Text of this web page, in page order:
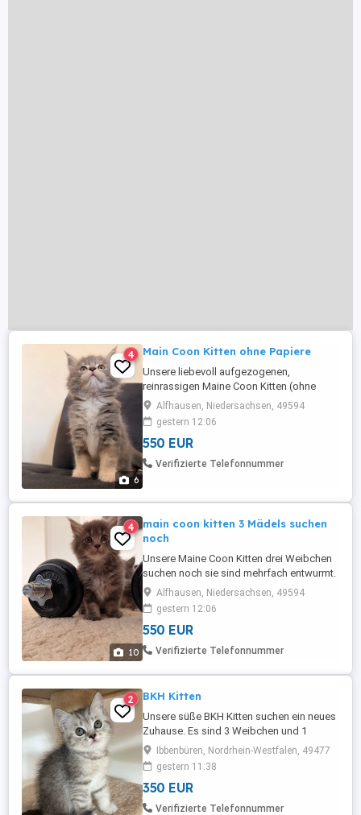
6
4 Main Coon Kitten ohne Papiere
Unsere liebevoll aufgezogenen,
reinrassigen Maine Coon Kitten (ohne
Stammbaum Papiere) suchen ein
fürsorgliches und dauerhaftes Zuhause.
ausziehen können die kleinen Ende
August Die Kitten wachsen mitten in
unserer Familie auf und sind den täglichen
Alfhausen, Niedersachsen, 49594
gestern 12:06
550 EUR
Verifizierte Telefonnummer
10
4
main coon kitten 3 Mädels suchen
noch
Unsere Maine Coon Kitten drei Weibchen
suchen noch sie sind mehrfach entwurmt.
auf Wunsch und gegen Aufpreis Impfung
möglich. Beide Elterntiere leben bei uns
und können selbstverständlich
kennengelernt werden. Unsere Kitten
wachsen mitten in der Familie gemeinsam
liebevoll ...
Alfhausen, Niedersachsen, 49594
gestern 12:06
550 EUR
Verifizierte Telefonnummer
2 BKH Kitten
Unsere süße BKH Kitten suchen ein neues
Zuhause. Es sind 3 Weibchen und 1
Männchen. Die kleinen sind super
verspielt, bestens sozialisiert, stubenrein
und Futterfest. Bei Interesse gerne über
WhatsApp oder Telegramm kontaktieren.
017623819295
Ibbenbüren, Nordrhein-Westfalen, 49477
gestern 11:38
350 EUR
Verifizierte Telefonnummer